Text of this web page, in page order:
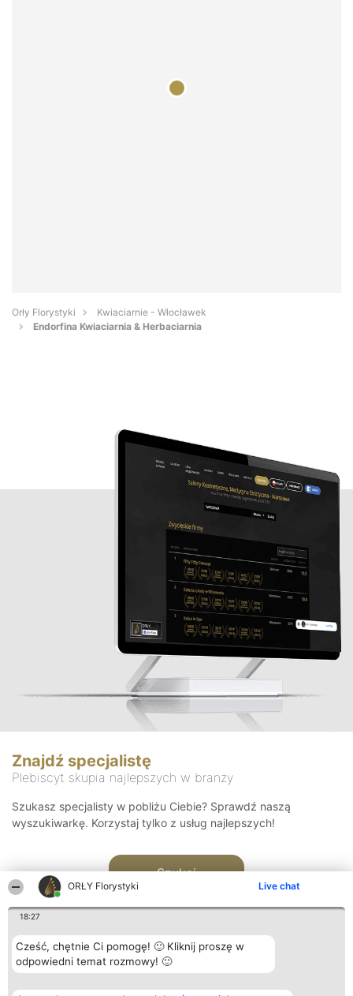
ORŁY Florystyki Live chat
18:27
Cześć, chętnie Ci pomogę! 🙂 Kliknij proszę w
odpowiedni temat rozmowy! 🙂
Orły Florystyki
Kwiaciarnie - Włocławek
Endorfina Kwiaciarnia & Herbaciarnia
Znajdź specjalistę
Plebiscyt skupia najlepszych w branży
Szukasz specjalisty w pobliżu Ciebie? Sprawdź naszą
wyszukiwarkę. Korzystaj tylko z usług najlepszych!
Szukaj
Organizator plebiscytu Plebiscyt Kontakt